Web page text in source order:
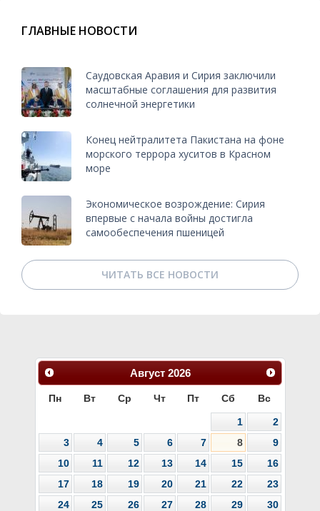
ГЛАВНЫЕ НОВОСТИ
Саудовская Аравия и Сирия заключили
масштабные соглашения для развития
солнечной энергетики
Конец нейтралитета Пакистана на фоне
морского террора хуситов в Красном
море
Экономическое возрождение: Сирия
впервые с начала войны достигла
самообеспечения пшеницей
ЧИТАТЬ ВСЕ НОВОСТИ
Август 2026
Пн Вт Ср Чт Пт Сб Вс
1
2
3
4 5 6 7 8
9
10
11 12 13 14 15
16
17
18 19 20 21 22
23
24
25 26 27 28 29
30